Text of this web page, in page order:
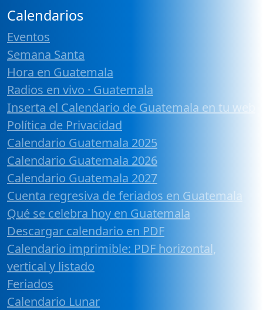
Calendarios
Eventos
Semana Santa
Hora en Guatemala
Radios en vivo · Guatemala
Inserta el Calendario de Guatemala en tu web
Política de Privacidad
Calendario Guatemala 2025
Calendario Guatemala 2026
Calendario Guatemala 2027
Cuenta regresiva de feriados en Guatemala
Qué se celebra hoy en Guatemala
Descargar calendario en PDF
Calendario imprimible: PDF horizontal,
vertical y listado
Feriados
Calendario Lunar